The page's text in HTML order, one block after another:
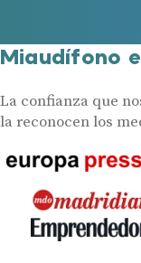
Miaudífono
La confianza que
la reconocen los